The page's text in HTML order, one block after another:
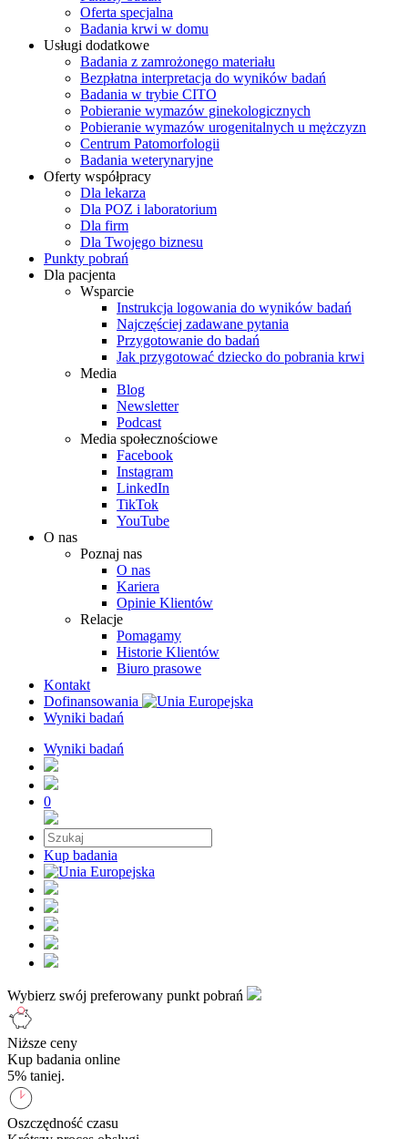
Oferta specjalna
Badania krwi w domu
Usługi dodatkowe
Badania z zamrożonego materiału
Bezpłatna interpretacja do wyników badań
Badania w trybie CITO
Pobieranie wymazów ginekologicznych
Pobieranie wymazów urogenitalnych u mężczyzn
Centrum Patomorfologii
Badania weterynaryjne
Oferty współpracy
Dla lekarza
Dla POZ i laboratorium
Dla firm
Dla Twojego biznesu
Punkty pobrań
Dla pacjenta
Wsparcie
Instrukcja logowania do wyników badań
Najczęściej zadawane pytania
Przygotowanie do badań
Jak przygotować dziecko do pobrania krwi
Media
Blog
Newsletter
Podcast
Media społecznościowe
Facebook
Instagram
LinkedIn
TikTok
YouTube
O nas
Poznaj nas
O nas
Kariera
Opinie Klientów
Relacje
Pomagamy
Historie Klientów
Biuro prasowe
Kontakt
Dofinansowania
Wyniki badań
Wyniki badań
0
Kup badania
Wybierz swój preferowany punkt pobrań
Niższe ceny
Kup badania online
5% taniej.
Oszczędność czasu